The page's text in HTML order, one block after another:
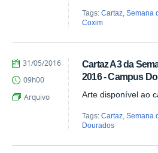
Tags:Cartaz ,Semana
Coxim
Cartaz A3 da
2016 - Campus
Arte disponível ao
Tags:Cartaz ,Semana
Dourados
by
Aragão
Published
31/05/2016
09h00
Arquivo